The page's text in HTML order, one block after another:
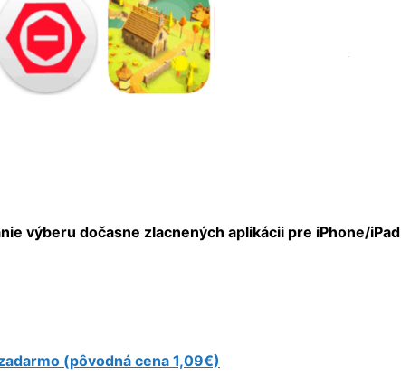
výberu dočasne zlacnených aplikácii pre iPhone/iPad
(pôvodná cena 1,09€)